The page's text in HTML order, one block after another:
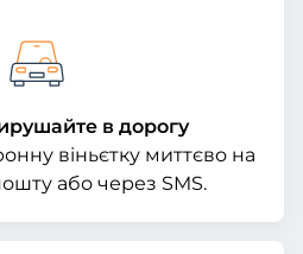
в дорогу
віньєтку миттєво на
або через SMS.